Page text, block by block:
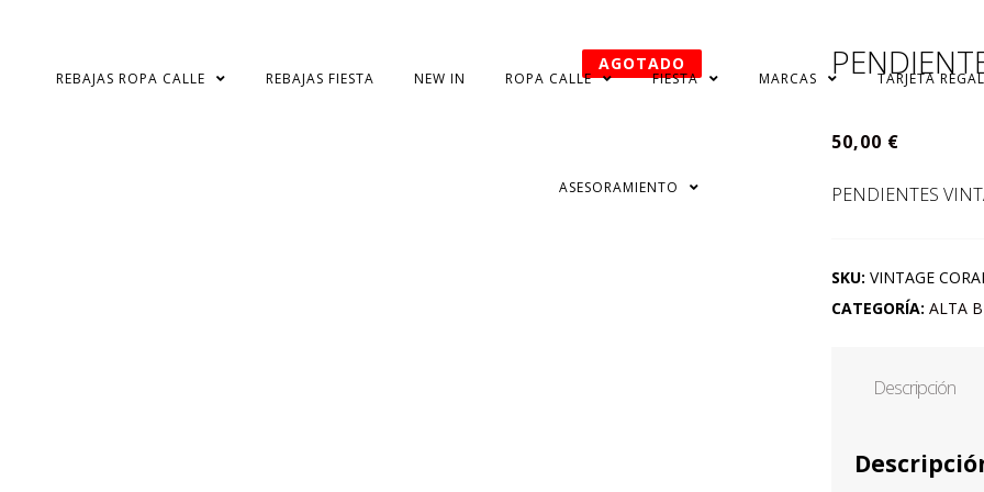
REBAJAS ROPA CALLE REBAJAS FIESTA NEW IN ROPA CALLE FIESTA MARCAS TARJETA
ASESORAMIENTO
AGOTADO
50,00 €
PENDIENTES
SKU: VINTAGE
CATEGORÍA: ALTA
Descripción